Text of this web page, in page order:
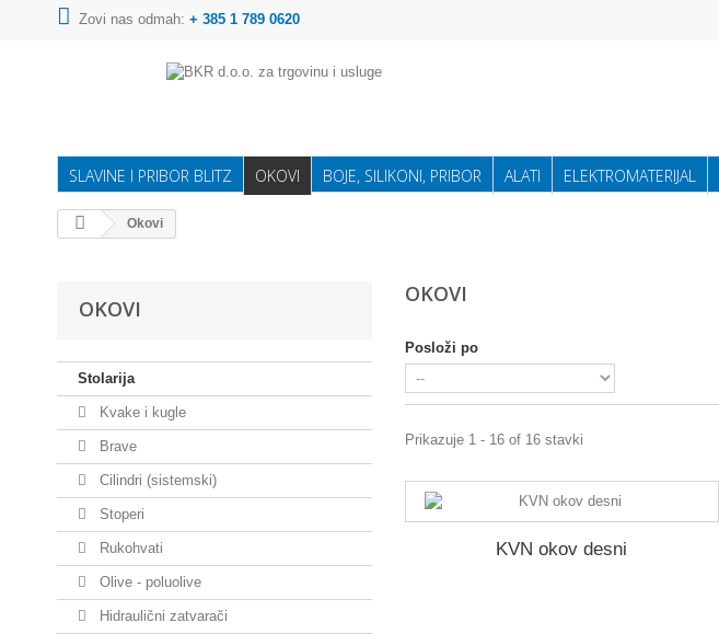
Zovi nas odmah: + 385 1 789 0620
SLAVINE I PRIBOR BLITZ OKOVI BOJE, SILIKONI, PRIBOR ALATI ELEKTROMATERIJAL
Okovi
OKOVI
Stolarija
Kvake i kugle
Brave
Cilindri (sistemski)
Stoperi
Rukohvati
Olive - poluolive
Hidraulični zatvarači
OKOVI
Posloži po
Prikazuje 1 - 16 of 16 stavki
KVN okov desni